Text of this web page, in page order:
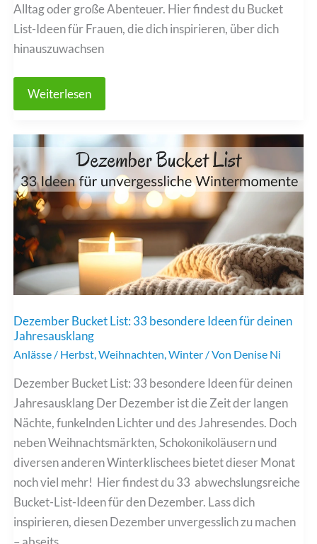
Alltag oder große Abenteuer. Hier findest du Bucket
List-Ideen für Frauen, die dich inspirieren, über dich
hinauszuwachsen
Bucket
dich
wirklich
verändern
Weiterlesen
Dezember Bucket List: 33 besondere Ideen für deinen
Jahresausklang
Anlässe / Herbst ,Weihnachten ,Winter / Von Denise Ni
Dezember Bucket List: 33 besondere Ideen für deinen
Jahresausklang Der Dezember ist die Zeit der langen
Nächte, funkelnden Lichter und des Jahresendes. Doch
neben Weihnachtsmärkten, Schokonikoläusern und
diversen anderen Winterklischees bietet dieser Monat
noch viel mehr! Hier findest du 33 abwechslungsreiche
Bucket-List-Ideen für den Dezember. Lass dich
inspirieren, diesen Dezember unvergesslich zu machen